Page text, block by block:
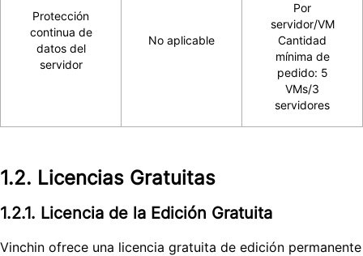
Protección
continua de
datos del
servidor
No aplicable
Por
servidor/VM
Cantidad
mínima de
pedido: 5
VMs/3
servidores
1.2. Licencias Gratuitas
1.2.1. Licencia de la Edición Gratuita
Vinchin ofrece una licencia gratuita de edición permanente